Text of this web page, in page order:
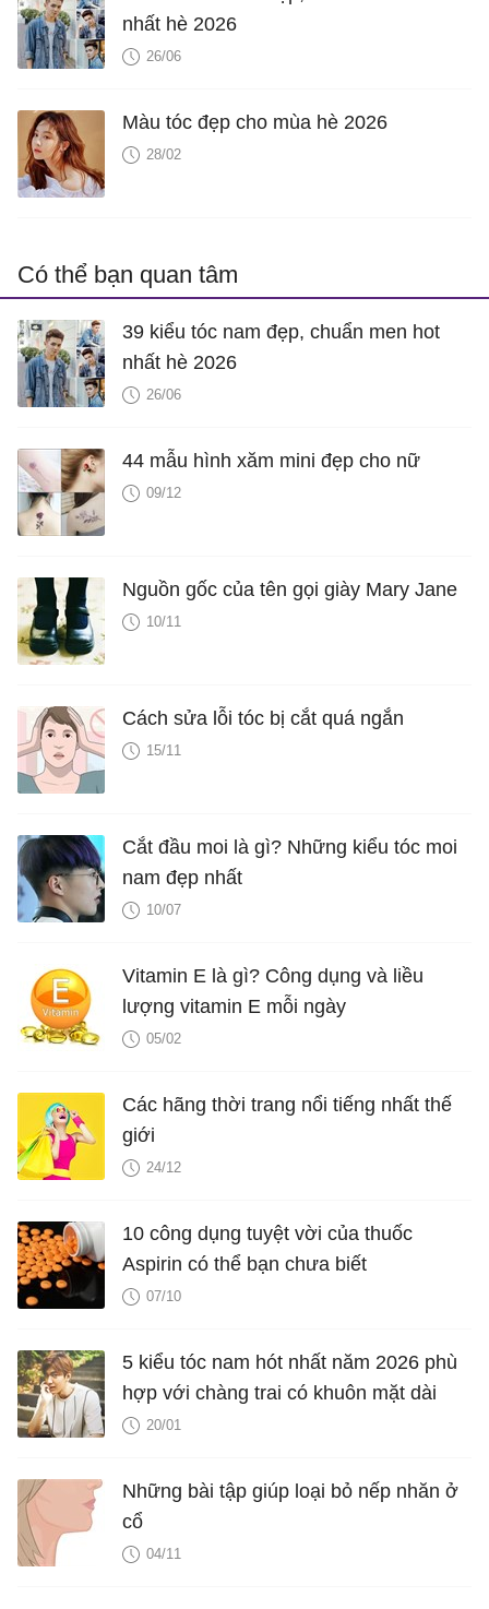
nhất hè 2026
26/06
Màu tóc đẹp cho mùa hè 2026
28/02
Có thể bạn quan tâm
39 kiểu tóc nam đẹp, chuẩn men hot
nhất hè 2026
26/06
44 mẫu hình xăm mini đẹp cho nữ
09/12
Nguồn gốc của tên gọi giày Mary Jane
10/11
Cách sửa lỗi tóc bị cắt quá ngắn
15/11
Cắt đầu moi là gì? Những kiểu tóc moi
nam đẹp nhất
10/07
Vitamin E là gì? Công dụng và liều
lượng vitamin E mỗi ngày
05/02
Các hãng thời trang nổi tiếng nhất thế
giới
24/12
10 công dụng tuyệt vời của thuốc
Aspirin có thể bạn chưa biết
07/10
5 kiểu tóc nam hót nhất năm 2026 phù
hợp với chàng trai có khuôn mặt dài
20/01
Những bài tập giúp loại bỏ nếp nhăn ở
cổ
04/11